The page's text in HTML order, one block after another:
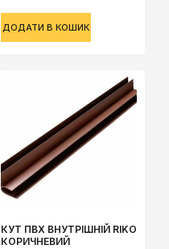
ДОДАТИ В КОШИК
КУТ ПВХ ВНУТРІШНІЙ RIKO
КОРИЧНЕВИЙ